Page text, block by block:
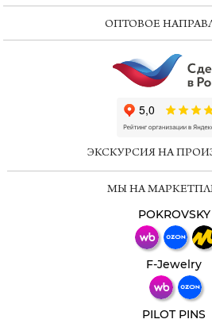
ОПТОВОЕ
ЭКСКУРСИЯ НА
МЫ НА
POKROVSKY
F-Jewelry
PILOT PINS